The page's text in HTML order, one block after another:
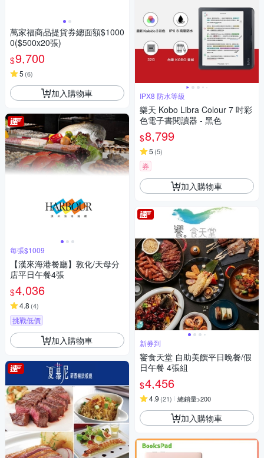
萬家福商品提貨券總面額$1000
0($500x20張)
$9,700
5 (6)
加入購物車
每張$1009
【漢來海港餐廳】敦化/天母分
店平日午餐4張
$4,036
4.8 (4)
挑戰低價
加入購物車
IPX8 防水等級
樂天 Kobo Libra Colour 7 吋彩
色電子書閱讀器 - 黑色
$8,799
5 (5)
券
加入購物車
新券到
饗食天堂 自助美饌平日晚餐/假
日午餐 4張組
$4,456
4.9 (21) 總銷量>200
加入購物車